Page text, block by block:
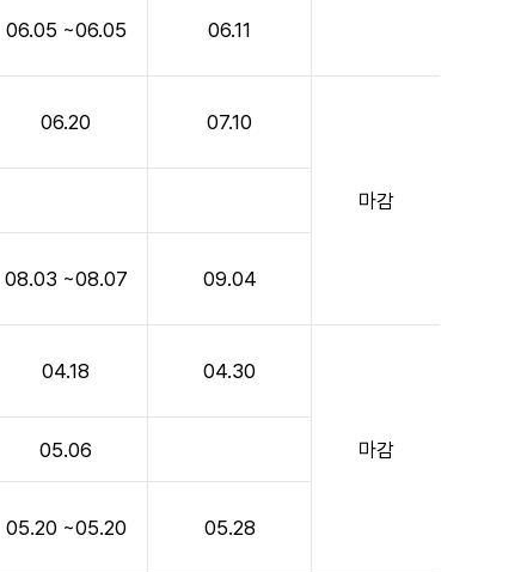
06.05 ~06.05 06.11
06.20 07.10
마감
08.03 ~08.07 09.04
04.18 04.30
마감
05.06
05.20 ~05.20 05.28